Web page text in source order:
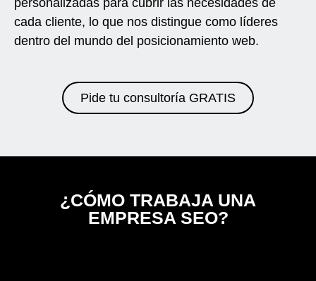
personalizadas para cubrir las necesidades de
cada cliente, lo que nos distingue como líderes
dentro del mundo del posicionamiento web.
Pide tu consultoría GRATIS
¿CÓMO TRABAJA UNA
EMPRESA SEO?